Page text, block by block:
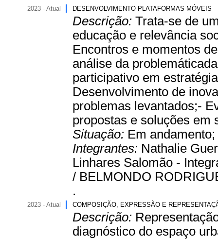
2023 - Atual DESENVOLVIMENTO PLATAFORMAS MÓVEIS
Descrição: Trata-se de
educação e relevância
Encontros e momentos
análise da
participativo em
Desenvolvimento de
problemas levantados;-
propostas e soluções em
Situação: Em andamento;
Integrantes: Nathalie
Linhares Salomão -
/ BELMONDO
.
2023 - Atual COMPOSIÇÃO, EXPRESSÃO E
Descrição:
diagnóstico do espaço